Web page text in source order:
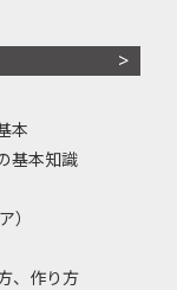
本
基本知識
）
、作り方